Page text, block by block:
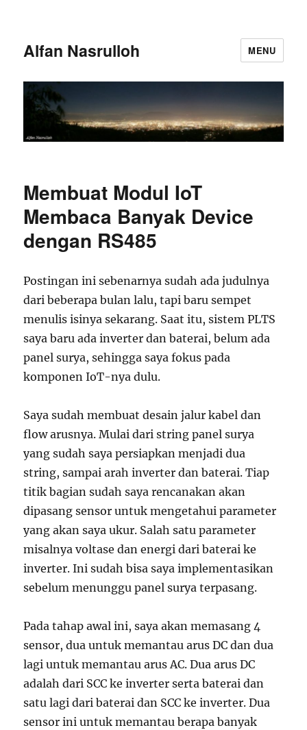
Alfan Nasrulloh MENU
Membuat Modul IoT
Membaca Banyak Device
dengan RS485
Postingan ini sebenarnya sudah ada judulnya
dari beberapa bulan lalu, tapi baru sempet
menulis isinya sekarang. Saat itu, sistem PLTS
saya baru ada inverter dan baterai, belum ada
panel surya, sehingga saya fokus pada
komponen IoT-nya dulu.
Saya sudah membuat desain jalur kabel dan
flow arusnya. Mulai dari string panel surya
yang sudah saya persiapkan menjadi dua
string, sampai arah inverter dan baterai. Tiap
titik bagian sudah saya rencanakan akan
dipasang sensor untuk mengetahui parameter
yang akan saya ukur. Salah satu parameter
misalnya voltase dan energi dari baterai ke
inverter. Ini sudah bisa saya implementasikan
sebelum menunggu panel surya terpasang.
Pada tahap awal ini, saya akan memasang 4
sensor, dua untuk memantau arus DC dan dua
lagi untuk memantau arus AC. Dua arus DC
adalah dari SCC ke inverter serta baterai dan
satu lagi dari baterai dan SCC ke inverter. Dua
sensor ini untuk memantau berapa banyak